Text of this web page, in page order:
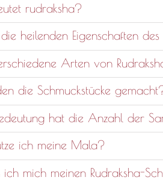
rudraksha?
heilenden Eigenschaften
Arten von
die Schmuckstücke
hat die Anzahl der
ich meine Mala?
mich meinen Rudraksha-